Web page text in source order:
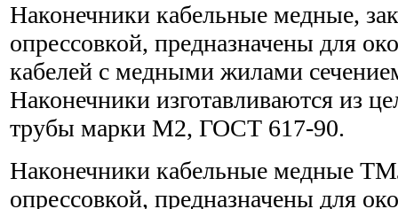
Наконечники кабельные медные,
опрессовкой, предназначены для
кабелей с медными жилами
Наконечники изготавливаются из
трубы марки М2, ГОСТ 617-90.
Наконечники кабельные медные
опрессовкой, предназначены для